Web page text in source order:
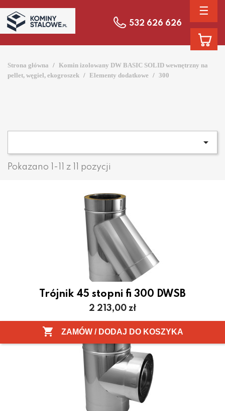
☰
532 626 626
Strona główna
Komin izolowany DW BASIC SOLID wewnętrzny na
pellet, węgiel, ekogroszek
Elementy dodatkowe 300

Pokazano 1-11 z 11 pozycji
Trójnik 45 stopni fi 300 DWSB
Cena
2 213,00 zł
 ZAMÓW / DODAJ DO KOSZYKA